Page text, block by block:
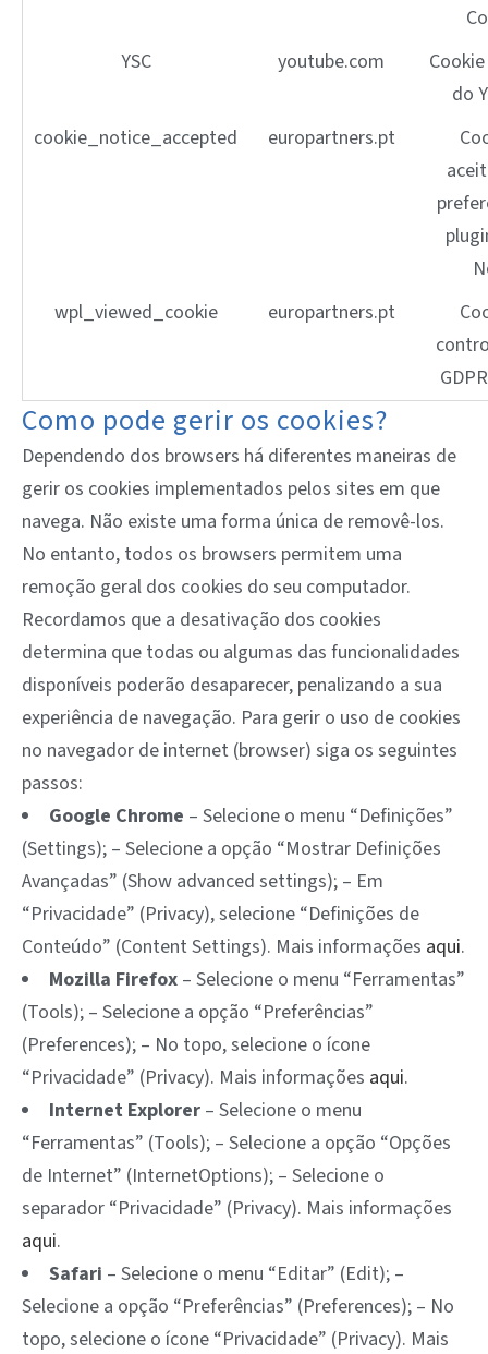
YSC
youtube.com
do
cookie_notice_accepted
europartners.pt
wpl_viewed_cookie
europartners.pt
Como pode gerir os cookies?
Dependendo dos browsers há diferentes maneiras de
gerir os cookies implementados pelos sites em que
navega. Não existe uma forma única de removê-los.
No entanto, todos os browsers permitem uma
remoção geral dos cookies do seu computador.
Recordamos que a desativação dos cookies
determina que todas ou algumas das funcionalidades
disponíveis poderão desaparecer, penalizando a sua
experiência de navegação. Para gerir o uso de cookies
no navegador de internet (browser) siga os seguintes
passos:
Google Chrome – Selecione o menu “Definições”
(Settings); – Selecione a opção “Mostrar Definições
Avançadas” (Show advanced settings); – Em
“Privacidade” (Privacy), selecione “Definições de
Conteúdo” (Content Settings). Mais informações aqui.
Mozilla Firefox – Selecione o menu “Ferramentas”
(Tools); – Selecione a opção “Preferências”
(Preferences); – No topo, selecione o ícone
“Privacidade” (Privacy). Mais informações aqui.
Internet Explorer – Selecione o menu
“Ferramentas” (Tools); – Selecione a opção “Opções
de Internet” (InternetOptions); – Selecione o
separador “Privacidade” (Privacy). Mais informações
aqui.
Safari – Selecione o menu “Editar” (Edit); –
Selecione a opção “Preferências” (Preferences); – No
topo, selecione o ícone “Privacidade” (Privacy). Mais